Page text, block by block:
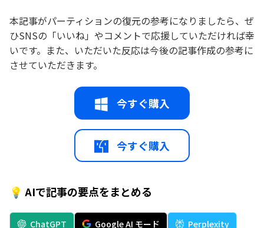
本記事がパーティションの復元の参考になりましたら、ぜ
ひSNSの「いいね」やコメントで応援していただければ幸
いです。また、いただいた反応は今後の記事作成の参考に
させていただきます。
今すぐ購入
今すぐ購入
💡 AIで記事の要点をまとめる
ChatGPT Google AI モード Perplexity